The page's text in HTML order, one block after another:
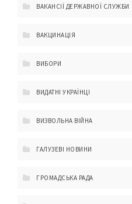
ВАКАНСІЇ ДЕРЖАВНОЇ СЛУЖБИ
ВАКЦИНАЦІЯ
ВИБОРИ
ВИДАТНІ УКРАЇНЦІ
ВИЗВОЛЬНА ВІЙНА
ГАЛУЗЕВІ НОВИНИ
ГРОМАДСЬКА РАДА